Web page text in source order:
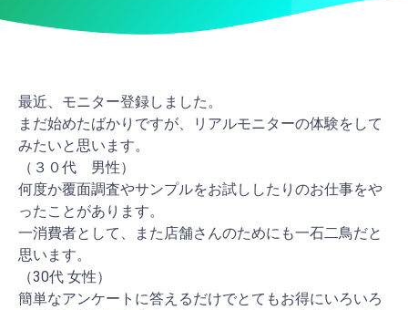
最近、モニター登録しました。
まだ始めたばかりですが、リアルモニターの体験をして
みたいと思います。
（３０代 男性）
何度か覆面調査やサンプルをお試ししたりのお仕事をや
ったことがあります。
一消費者として、また店舗さんのためにも一石二鳥だと
思います。
（30代 女性）
簡単なアンケートに答えるだけでとてもお得にいろいろ